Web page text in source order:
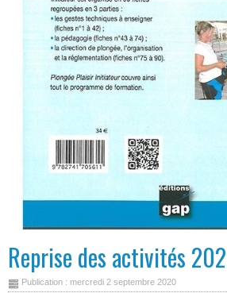
Reprise des activités
Publication : mercredi 2 septembre 2020